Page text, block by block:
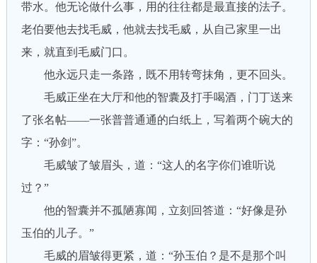
带水。他无论做什么事，用的往往都是最直接的法子。
老伯要他去找毛威，他就去找毛威，从自己家里一出
来，就直到毛威门口。
他永远只走一条路，既不用转弯抹角，更不回头。
毛威正坐在大厅和他的智囊及打手喝酒，门丁送来
了张名帖——一张普普通通的白纸上，写着两个碗大的
字：“孙剑”。
毛威皱了皱眉头，道：“这人的名字你们谁听说
过？”
他的智囊并不孤陋寡闻，立刻回答道：“好像是孙
玉伯的儿子。”
毛威的眉皱得更紧，道：“孙玉伯？是不是那个叫